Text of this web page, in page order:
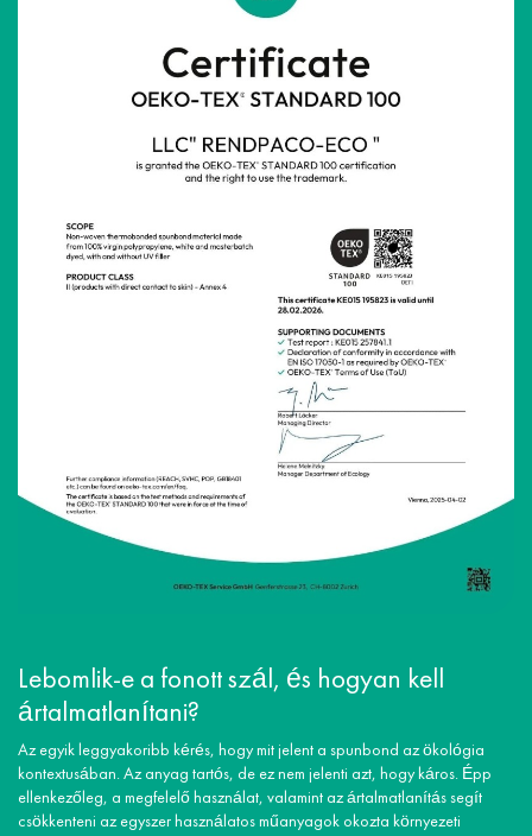
Lebomlik-e a fonott szál, és hogyan kell
ártalmatlanítani?
Az egyik leggyakoribb kérés, hogy mit jelent a spunbond az ökológia
kontextusában. Az anyag tartós, de ez nem jelenti azt, hogy káros. Épp
ellenkezőleg, a megfelelő használat, valamint az ártalmatlanítás segít
csökkenteni az egyszer használatos műanyagok okozta környezeti